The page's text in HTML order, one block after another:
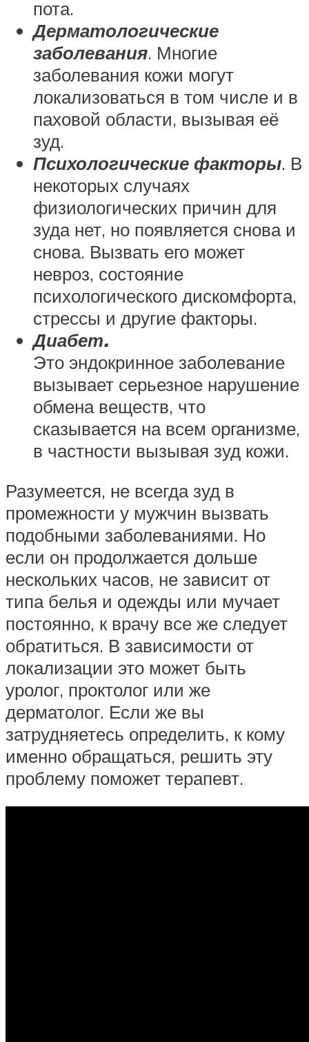
пота.
Дерматологические
заболевания. Многие
заболевания кожи могут
локализоваться в том числе и в
паховой области, вызывая её
зуд.
Психологические факторы. В
некоторых случаях
физиологических причин для
зуда нет, но появляется снова и
снова. Вызвать его может
невроз, состояние
психологического дискомфорта,
стрессы и другие факторы.
Диабет.
Это эндокринное заболевание
вызывает серьезное нарушение
обмена веществ, что
сказывается на всем организме,
в частности вызывая зуд кожи.
Разумеется, не всегда зуд в
промежности у мужчин вызвать
подобными заболеваниями. Но
если он продолжается дольше
нескольких часов, не зависит от
типа белья и одежды или мучает
постоянно, к врачу все же следует
обратиться. В зависимости от
локализации это может быть
уролог, проктолог или же
дерматолог. Если же вы
затрудняетесь определить, к кому
именно обращаться, решить эту
проблему поможет терапевт.